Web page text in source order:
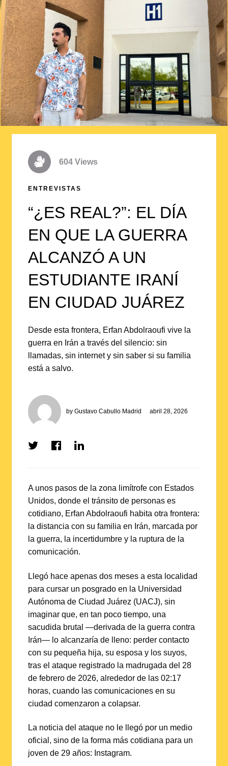
604 Views
ENTREVISTAS
“¿ES REAL?”: EL DÍA
EN QUE LA GUERRA
ALCANZÓ A UN
ESTUDIANTE IRANÍ
EN CIUDAD JUÁREZ
Desde esta frontera, Erfan Abdolraoufi vive la
guerra en Irán a través del silencio: sin
llamadas, sin internet y sin saber si su familia
está a salvo.
byGustavo Cabullo Madrid abril 28, 2026
ShareShareShare
A unos pasos de la zona limítrofe con Estados
Unidos, donde el tránsito de personas es
cotidiano, Erfan Abdolraoufi habita otra frontera:
la distancia con su familia en Irán, marcada por
la guerra, la incertidumbre y la ruptura de la
comunicación.
Llegó hace apenas dos meses a esta localidad
para cursar un posgrado en la Universidad
Autónoma de Ciudad Juárez (UACJ), sin
imaginar que, en tan poco tiempo, una
sacudida brutal —derivada de la guerra contra
Irán— lo alcanzaría de lleno: perder contacto
con su pequeña hija, su esposa y los suyos,
tras el ataque registrado la madrugada del 28
de febrero de 2026, alrededor de las 02:17
horas, cuando las comunicaciones en su
ciudad comenzaron a colapsar.
La noticia del ataque no le llegó por un medio
oficial, sino de la forma más cotidiana para un
joven de 29 años: Instagram.